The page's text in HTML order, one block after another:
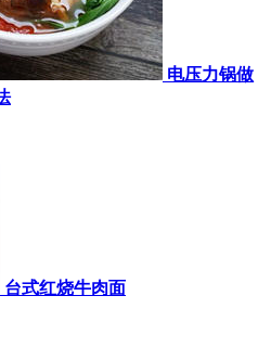
电压力锅做
台式红烧牛肉面